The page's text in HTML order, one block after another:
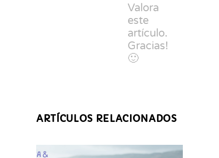
Valora
este
artículo.
Gracias!
🙂
ARTÍCULOS RELACIONADOS